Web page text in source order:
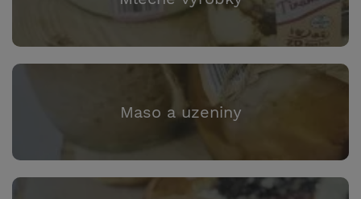
Maso a uzeniny